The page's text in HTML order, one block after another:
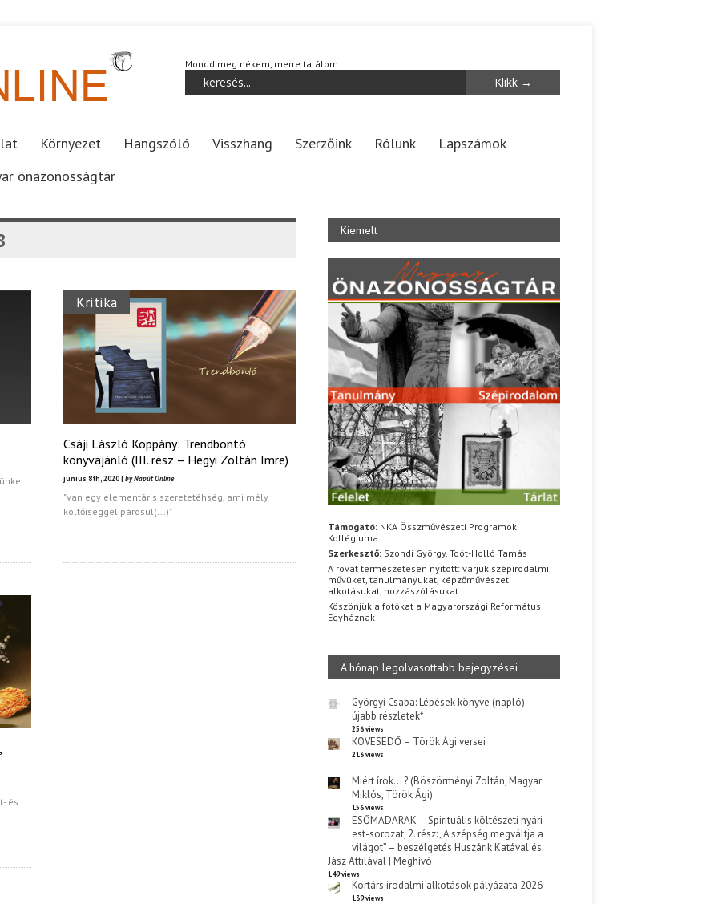
Mondd meg nékem, merre találom…
Környezet Hangszóló Visszhang Szerzőink Rólunk
Lapszámok
önazonosságtár
Kritika
Csáji László Koppány: Trendbontó
könyvajánló (III. rész – Hegyi Zoltán Imre)
június 8th, 2020 | by Napút Online
"van egy elementáris szeretetéhség, ami mély
költőiséggel párosul(...)"
és
Kiemelt
Támogató: NKA Összművészeti Programok
Kollégiuma
Szerkesztő: Szondi György, Toót-Holló Tamás
A rovat természetesen nyitott: várjuk szépirodalmi
művüket, tanulmányukat, képzőművészeti
alkotásukat, hozzászólásukat.
Köszönjük a fotókat a Magyarországi Református
Egyháznak
A hónap legolvasottabb bejegyzései
Györgyi Csaba: Lépések könyve (napló) –
újabb részletek*
256 views
KÖVESEDŐ – Török Ági versei
213 views
Miért írok… ? (Böszörményi Zoltán, Magyar
Miklós, Török Ági)
156 views
ESŐMADARAK – Spirituális költészeti nyári
est-sorozat, 2. rész: „A szépség megváltja a
világot” – beszélgetés Huszárik Katával és
Jász Attilával | Meghívó
149 views
Kortárs irodalmi alkotások pályázata 2026
139 views